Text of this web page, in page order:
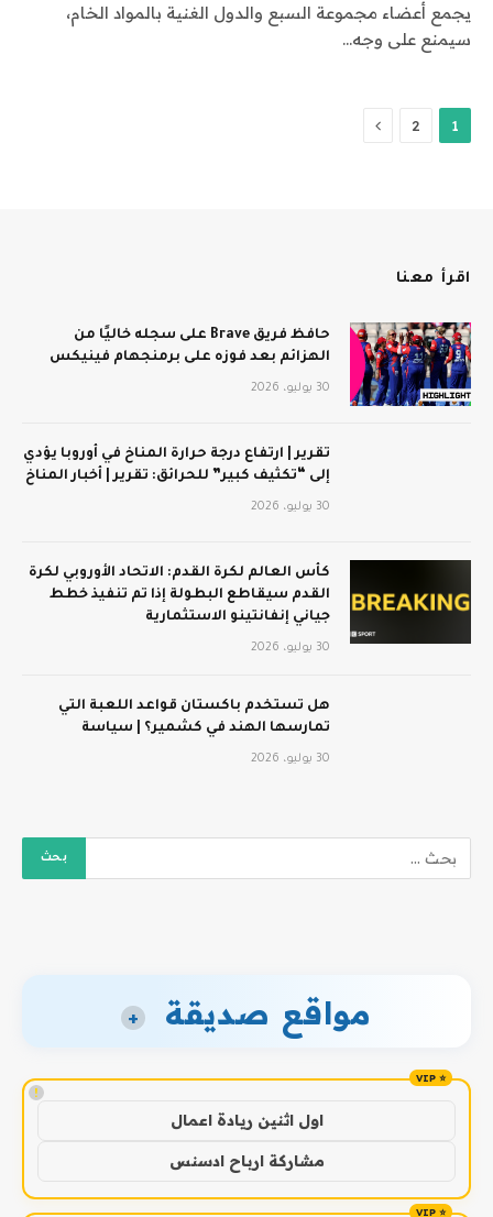
يجمع أعضاء مجموعة السبع والدول الغنية بالمواد الخام،
سيمنع على وجه…
1
2 التالي
اقرأ معنا
حافظ فريق Brave على سجله خاليًا من
الهزائم بعد فوزه على برمنجهام فينيكس
30 يوليو، 2026
تقرير | ارتفاع درجة حرارة المناخ في أوروبا يؤدي
إلى “تكثيف كبير” للحرائق: تقرير | أخبار المناخ
30 يوليو، 2026
كأس العالم لكرة القدم: الاتحاد الأوروبي لكرة
القدم سيقاطع البطولة إذا تم تنفيذ خطط
جياني إنفانتينو الاستثمارية
30 يوليو، 2026
هل تستخدم باكستان قواعد اللعبة التي
تمارسها الهند في كشمير؟ | سياسة
30 يوليو، 2026
مواقع صديقة +
!
اول اثنين ريادة اعمال
مشاركة ارباح ادسنس